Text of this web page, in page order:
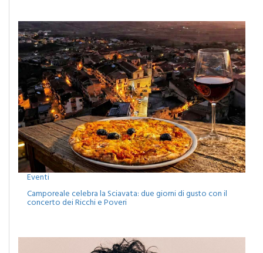
Eventi
Camporeale celebra la Sciavata: due giorni di gusto con il
concerto dei Ricchi e Poveri